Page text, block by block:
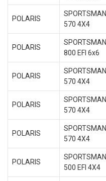
POLARIS
SPORTSMAN
570 4X4
POLARIS
SPORTSMAN
800 EFI 6x6
POLARIS
SPORTSMAN
570 4X4
POLARIS
SPORTSMAN
570 4X4
POLARIS
SPORTSMAN
570 4X4
POLARIS
SPORTSMAN
500 EFI 4X4